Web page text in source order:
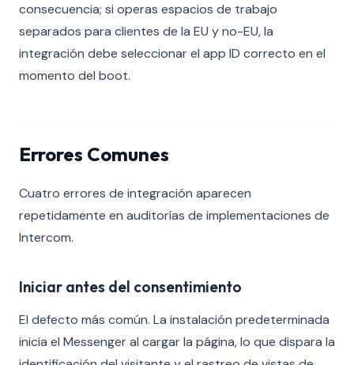
consecuencia; si operas espacios de trabajo
separados para clientes de la EU y no-EU, la
integración debe seleccionar el app ID correcto en el
momento del boot.
Errores Comunes
Cuatro errores de integración aparecen
repetidamente en auditorías de implementaciones de
Intercom.
Iniciar antes del consentimiento
El defecto más común. La instalación predeterminada
inicia el Messenger al cargar la página, lo que dispara la